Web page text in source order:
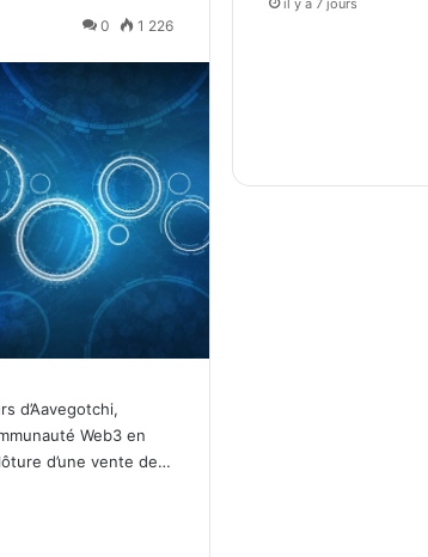
0 1 226
d’Aavegotchi,
Web3 en
d’une vente de…
il y a 7 jours